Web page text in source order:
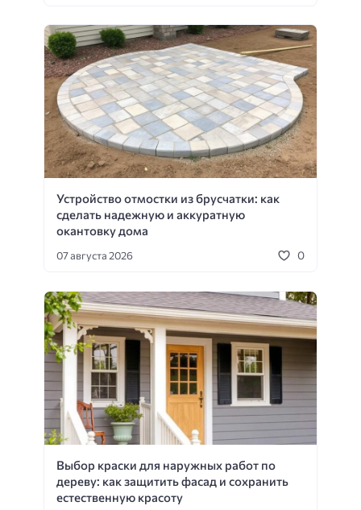
Устройство отмостки из брусчатки: как
сделать надежную и аккуратную
окантовку дома
07 августа 2026 0
Выбор краски для наружных работ по
дереву: как защитить фасад и сохранить
естественную красоту